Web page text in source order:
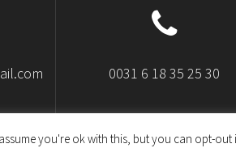
0031 6 18 35 25 30
you're ok with this, but you can opt-out